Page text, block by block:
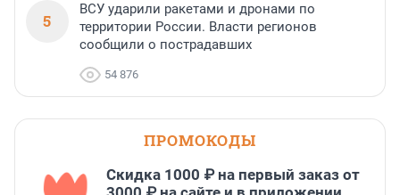
5
ВСУ ударили ракетами и дронами по
территории России. Власти регионов
сообщили о пострадавших
54 876
ПРОМОКОДЫ
Скидка 1000 ₽ на первый заказ от